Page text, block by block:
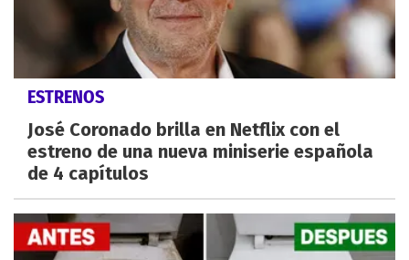
ESTRENOS
José Coronado brilla en Netflix con el
estreno de una nueva miniserie española
de 4 capítulos